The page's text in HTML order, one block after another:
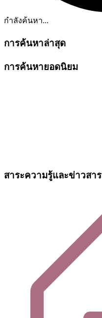
กำลังค้นหา...
การค้นหาล่าสุด
การค้นหายอดนิยม
สาระความรู้และข่าวสาร